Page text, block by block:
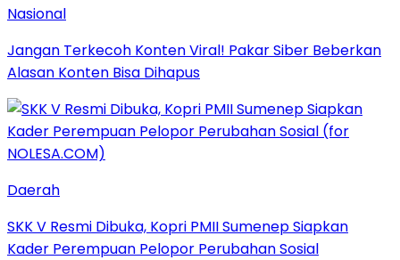
Nasional
Jangan Terkecoh Konten Viral! Pakar Siber Beberkan
Alasan Konten Bisa Dihapus
Daerah
SKK V Resmi Dibuka, Kopri PMII Sumenep Siapkan
Kader Perempuan Pelopor Perubahan Sosial